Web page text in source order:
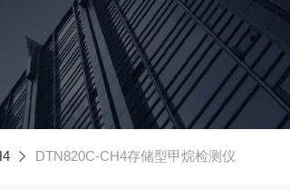
DTN820C-CH4存储型甲烷检测仪